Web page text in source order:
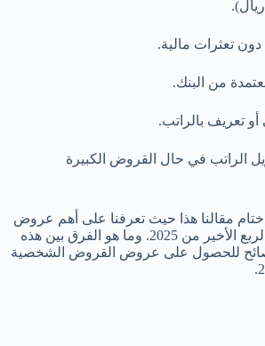
تعثرات مالية.
من البنك.
تعريف بالراتب.
الراتب في حال القروض الكبيرة
ختام مقالنا هذا حيث تعرفنا على ⁩أهم عروض
القروض الشخصية في الربع الأخير من 2025. وما هو الفرق بين هذه
للحصول على عروض القروض الشخصية